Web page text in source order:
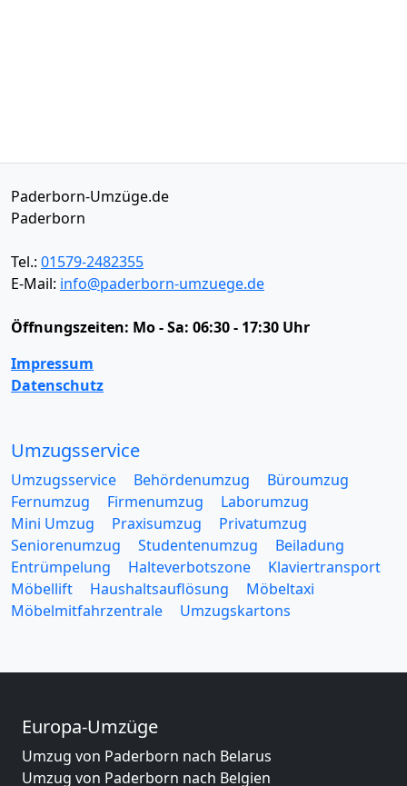
Paderborn-Umzüge.de
Paderborn
Tel.: 01579-2482355
E-Mail: info@paderborn-umzuege.de
Öffnungszeiten: Mo - Sa: 06:30 - 17:30 Uhr
Impressum
Datenschutz
Umzugsservice
Umzugsservice Behördenumzug
Büroumzug
Fernumzug
Firmenumzug
Laborumzug
Mini Umzug
Praxisumzug
Privatumzug
Seniorenumzug
Studentenumzug
Beiladung
Entrümpelung
Halteverbotszone
Klaviertransport
Möbellift
Haushaltsauflösung
Möbeltaxi
Möbelmitfahrzentrale
Umzugskartons
Europa-Umzüge
Umzug von Paderborn nach Belarus
Umzug von Paderborn nach Belgien